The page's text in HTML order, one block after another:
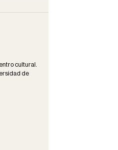
cultural.
de